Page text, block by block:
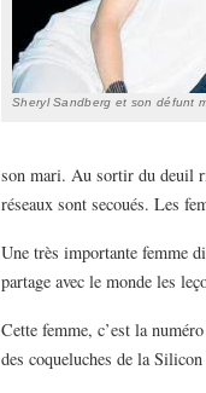
Sheryl Sandberg et son défunt
son mari. Au sortir du deuil
réseaux sont secoués. Les
Une très importante femme
partage avec le monde les
Cette femme, c’est la
des coqueluches de la